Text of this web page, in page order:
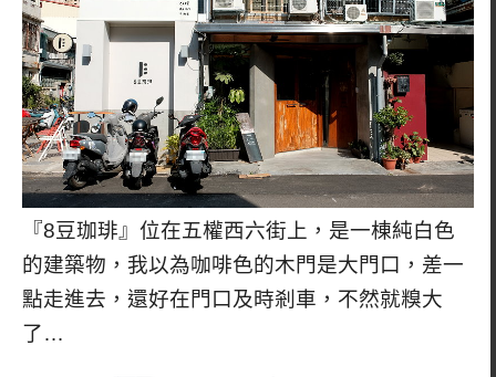
『8豆珈琲』位在五權西六街上，是一棟純白色
的建築物，我以為咖啡色的木門是大門口，差一
點走進去，還好在門口及時剎車，不然就糗大
了…